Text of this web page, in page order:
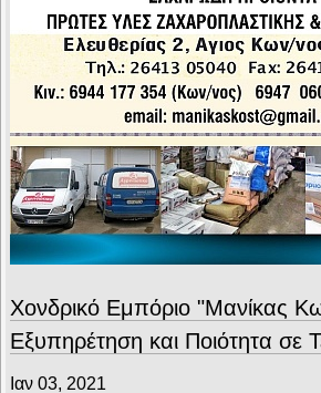
Χονδρικό Εμπόριο "Μανίκας
Εξυπηρέτηση και Ποιότητα σε
Ιαν 03, 2021